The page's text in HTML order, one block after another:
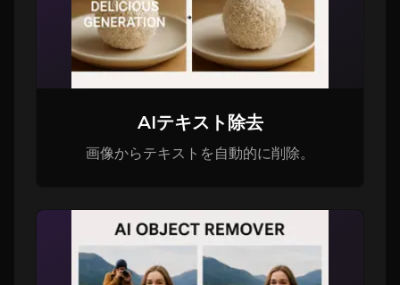
AIテキスト除去
画像からテキストを自動的に削除。